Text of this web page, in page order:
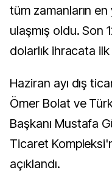
tüm zamanların en
ulaşmış oldu. Son
dolarlık ihracata
Haziran ayı dış
Ömer Bolat ve
Başkanı Mustafa
Ticaret
açıklandı.